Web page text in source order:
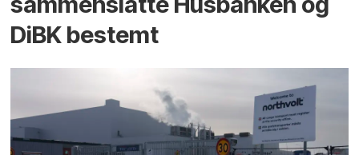
DiBK bestemt